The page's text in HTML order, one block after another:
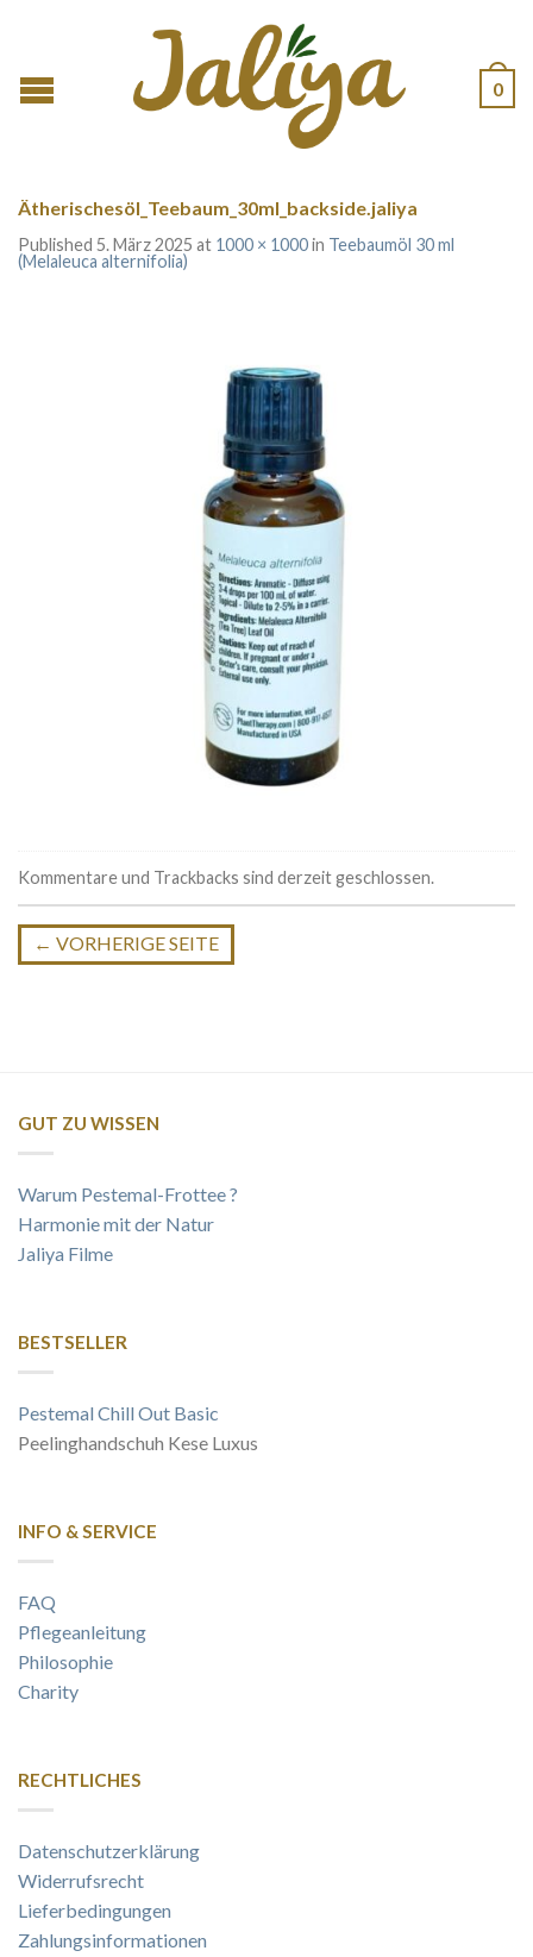
0
Ätherischesöl_Teebaum_30ml_backside.jaliya
Published 5. März 2025 at 1000 × 1000in Teebaumöl 30 ml
(Melaleuca alternifolia)
Kommentare und Trackbacks sind derzeit geschlossen.
← VORHERIGE SEITE
GUT ZU WISSEN
Warum Pestemal-Frottee ?
Harmonie mit der Natur
Jaliya Filme
BESTSELLER
Pestemal Chill Out Basic
Peelinghandschuh Kese Luxus
INFO & SERVICE
FAQ
Pflegeanleitung
Philosophie
Charity
RECHTLICHES
Datenschutzerklärung
Widerrufsrecht
Lieferbedingungen
Zahlungsinformationen